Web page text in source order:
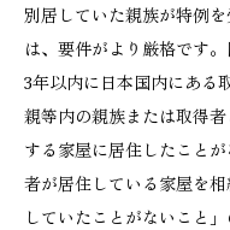
別居していた親族が特例
は、要件がより厳格です
3年以内に日本国内にある
親等内の親族または取得
する家屋に居住したこと
者が居住している家屋を
していたことがないこと